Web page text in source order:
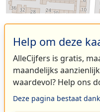
Help om deze
AlleCijfers is gratis,
maandelijks
waardevol? Help ons
Deze pagina bestaat